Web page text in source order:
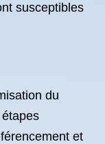
susceptibles
du
et